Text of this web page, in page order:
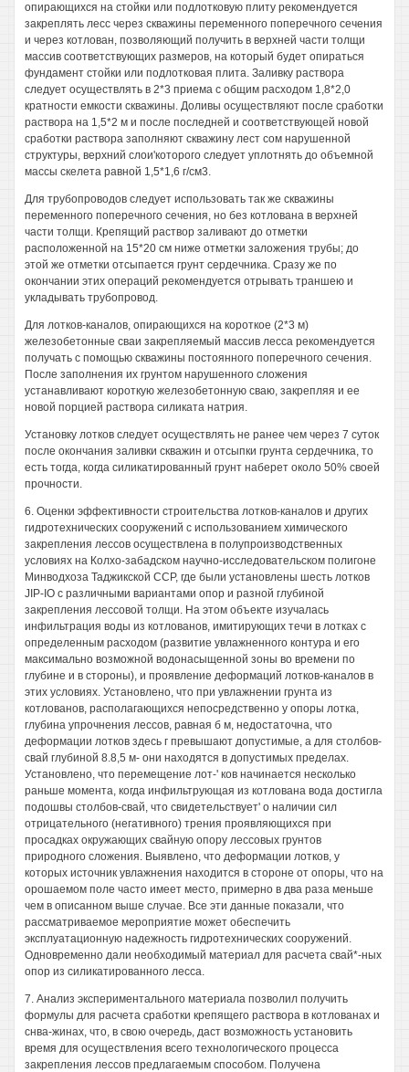
опирающихся на стойки или подлотковую плиту рекомендуется
закреплять лесс через скважины переменного поперечного сечения
и через котлован, позволяющий получить в верхней части толщи
массив соответствующих размеров, на который будет опираться
фундамент стойки или подлотковая плита. Заливку раствора
следует осуществлять в 2*3 приема с общим расходом 1,8*2,0
кратности емкости скважины. Доливы осуществляют после сработки
раствора на 1,5*2 м и после последней и соответствующей новой
сработки раствора заполняют скважину лест сом нарушенной
структуры, верхний слои'которого следует уплотнять до объемной
массы скелета равной 1,5*1,6 г/см3.
Для трубопроводов следует использовать так же скважины
переменного поперечного сечения, но без котлована в верхней
части толщи. Крепящий раствор заливают до отметки
расположенной на 15*20 см ниже отметки заложения трубы; до
этой же отметки отсыпается грунт сердечника. Сразу же по
окончании этих операций рекомендуется отрывать траншею и
укладывать трубопровод.
Для лотков-каналов, опирающихся на короткое (2*3 м)
железобетонные сваи закрепляемый массив лесса рекомендуется
получать с помощью скважины постоянного поперечного сечения.
После заполнения их грунтом нарушенного сложения
устанавливают короткую железобетонную сваю, закрепляя и ее
новой порцией раствора силиката натрия.
Установку лотков следует осуществлять не ранее чем через 7 суток
после окончания заливки скважин и отсыпки грунта сердечника, то
есть тогда, когда силикатированный грунт наберет около 50% своей
прочности.
6. Оценки эффективности строительства лотков-каналов и других
гидротехнических сооружений с использованием химического
закрепления лессов осуществлена в полупроизводственных
условиях на Колхо-забадском научно-исследовательском полигоне
Минводхоза Таджикской ССР, где были установлены шесть лотков
JIP-IO с различными вариантами опор и разной глубиной
закрепления лессовой толщи. На этом объекте изучалась
инфильтрация воды из котлованов, имитирующих течи в лотках с
определенным расходом (развитие увлажненного контура и его
максимально возможной водонасыщенной зоны во времени по
глубине и в стороны), и проявление деформаций лотков-каналов в
этих условиях. Установлено, что при увлажнении грунта из
котлованов, располагающихся непосредственно у опоры лотка,
глубина упрочнения лессов, равная б м, недостаточна, что
деформации лотков здесь г превышают допустимые, а для столбов-
свай глубиной 8.8,5 м- они находятся в допустимых пределах.
Установлено, что перемещение лот-' ков начинается несколько
раньше момента, когда инфильтрующая из котлована вода достигла
подошвы столбов-свай, что свидетельствует' о наличии сил
отрицательного (негативного) трения проявляющихся при
просадках окружающих свайную опору лессовых грунтов
природного сложения. Выявлено, что деформации лотков, у
которых источник увлажнения находится в стороне от опоры, что на
орошаемом поле часто имеет место, примерно в два раза меньше
чем в описанном выше случае. Все эти данные показали, что
рассматриваемое мероприятие может обеспечить
эксплуатационную надежность гидротехнических сооружений.
Одновременно дали необходимый материал для расчета свай*-ных
опор из силикатированного лесса.
7. Анализ экспериментального материала позволил получить
формулы для расчета сработки крепящего раствора в котлованах и
снва-жинах, что, в свою очередь, даст возможность установить
время для осуществления всего технологического процесса
закрепления лессов предлагаемым способом. Получена